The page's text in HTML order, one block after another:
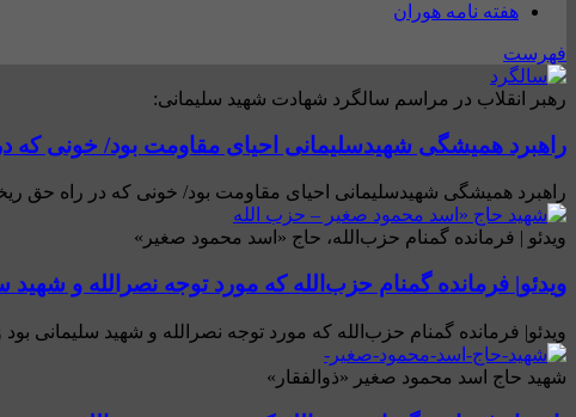
هفته نامه هوران
فهرست
رهبر انقلاب در مراسم سالگرد شهادت شهید سلیمانی:
راهبرد همیشگی شهیدسلیمانی احیای مقاومت بود/ خونی که
راهبرد همیشگی شهیدسلیمانی احیای مقاومت بود/ خونی که در راه حق
ویدئو | فرمانده گمنام حزب‌الله، حاج «اسد محمود صغیر»
ویدئو| فرمانده گمنام حزب‌الله که مورد توجه نصرالله و شهید
ویدئو| فرمانده گمنام حزب‌الله که مورد توجه نصرالله و شهید سلیمانی
شهید حاج اسد محمود صغیر «ذوالفقار»